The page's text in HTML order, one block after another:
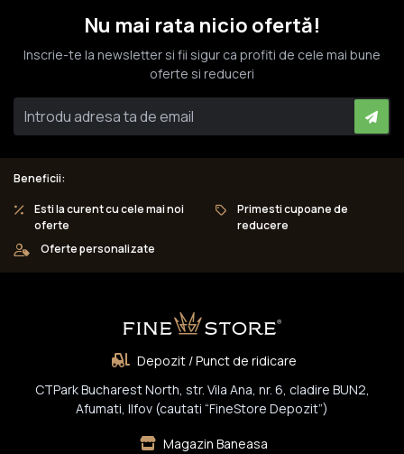
Nu mai rata nicio ofertă!
Inscrie-te la newsletter si fii sigur ca profiti de cele mai bune
oferte si reduceri
Beneficii:
Esti la curent cu cele mai noi
oferte
Primesti cupoane de
reducere
Oferte personalizate
Depozit / Punct de ridicare
CTPark Bucharest North, str. Vila Ana, nr. 6, cladire BUN2,
Afumati, Ilfov (cautati “FineStore Depozit”)
Magazin Baneasa